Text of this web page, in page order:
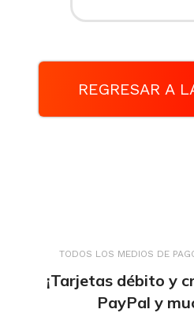
REGRESAR A
TODOS LOS MEDIOS DE
¡Tarjetas débito y
PayPal y